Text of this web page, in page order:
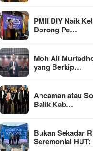
Ancaman atau Solusi
Rahasia di Balik Kabinet
Bayangan
PMII DIY Naik
Dorong Pe…
Moh Ali
yang Berkip…
Ancaman atau
Balik Kab…
Bukan Sekadar
Seremonial